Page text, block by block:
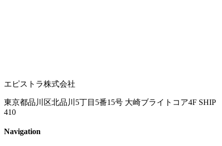
エピストラ株式会社
東京都品川区北品川5丁目5番15号 大崎ブライトコア4F SHIP
410
Navigation